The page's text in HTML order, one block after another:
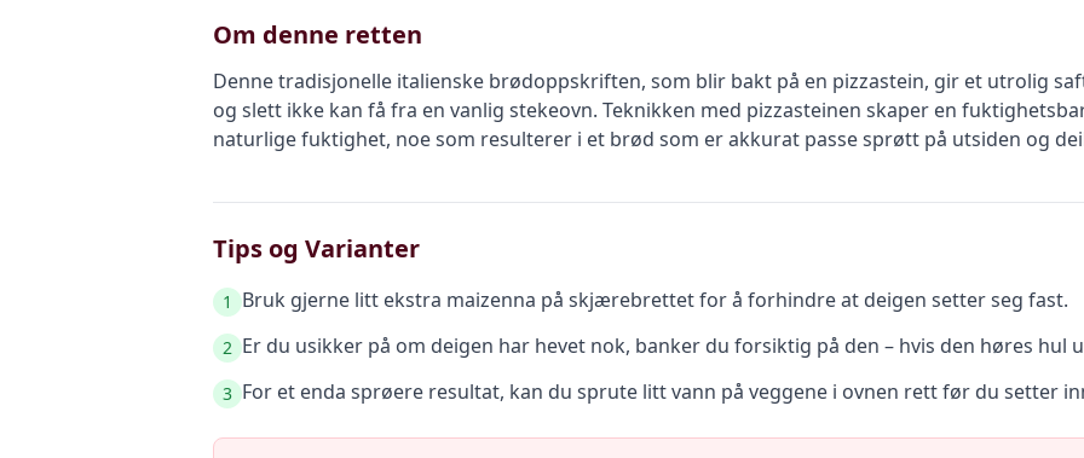
Om denne retten
Denne tradisjonelle italienske brødoppskriften, som blir bakt på en pizzastein, gir et utrolig
og slett ikke kan få fra en vanlig stekeovn. Teknikken med pizzasteinen skaper en
naturlige fuktighet, noe som resulterer i et brød som er akkurat passe sprøtt på utsiden og
Tips og Varianter
1 Bruk gjerne litt ekstra maizenna på skjærebrettet for å forhindre at deigen setter seg fast.
2 Er du usikker på om deigen har hevet nok, banker du forsiktig på den – hvis den høres hul
3 For et enda sprøere resultat, kan du sprute litt vann på veggene i ovnen rett før du setter